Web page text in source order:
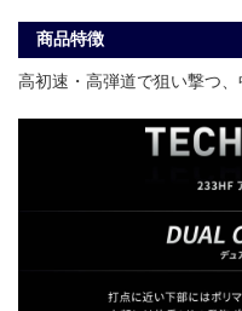
商品特徴
高初速・高弾道で狙い撃つ、